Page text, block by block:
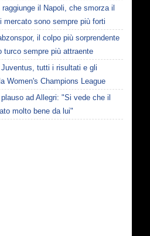
raggiunge il Napoli, che smorza il
mercato sono sempre più forti
il colpo più sorprendente
turco sempre più attraente
Juventus, tutti i risultati e gli
Women's Champions League
ad Allegri: "Si vede che il
molto bene da lui"